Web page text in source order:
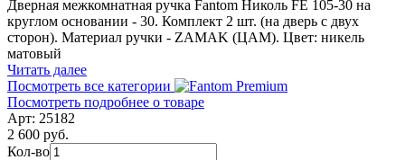
Дверная межкомнатная ручка Fantom Николь FE 105-30 на
круглом основании - 30. Комплект 2 шт. (на дверь с двух
сторон). Материал ручки - ZAMAK (ЦАМ). Цвет: никель
матовый
Читать далее
Посмотреть все категории
Посмотреть подробнее о товаре
Арт: 25182
2 600 руб.
Кол-во